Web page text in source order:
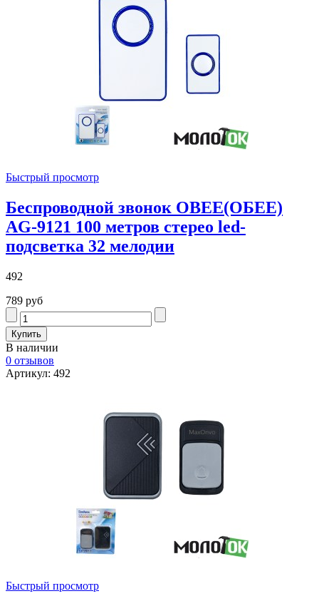
Быстрый просмотр
Беспроводной звонок OBEE(ОБЕЕ)
AG-9121 100 метров стерео led-
подсветка 32 мелодии
492
789 руб
В наличии
0 отзывов
Артикул: 492
Быстрый просмотр